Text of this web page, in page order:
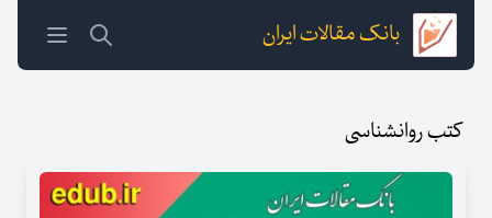
بانک مقالات ایران
کتب روانشناسی